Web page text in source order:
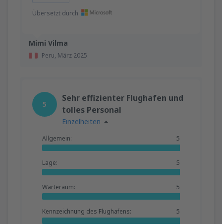
Mimi Vilma
Peru, März 2025
Übersetzt durch
5
Sehr effizienter Flughafen und
tolles Personal
Einzelheiten
Allgemein: 5
Lage: 5
Warteraum: 5
Kennzeichnung des Flughafens: 5